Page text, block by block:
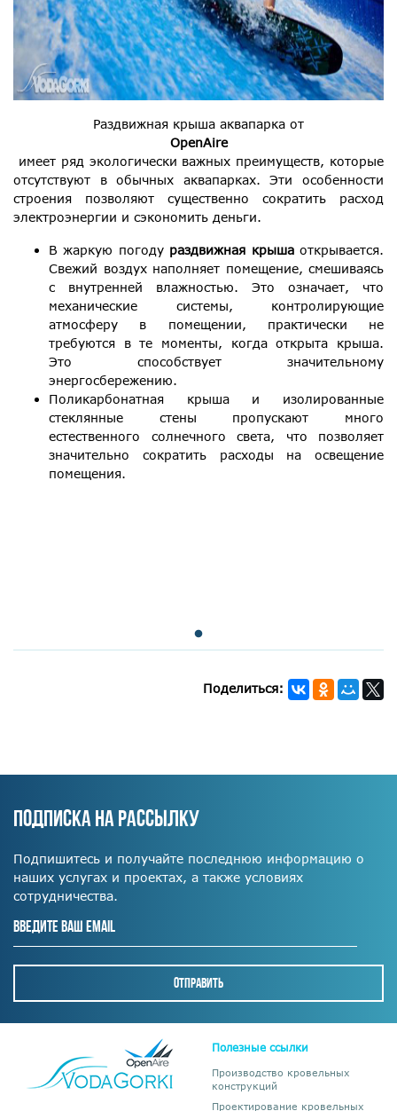
Раздвижная крыша аквапарка от
OpenAire
имеет ряд экологически важных преимуществ, которые
отсутствуют в обычных аквапарках. Эти особенности
строения позволяют существенно сократить расход
электроэнергии и сэкономить деньги.
В жаркую погоду раздвижная крышаоткрывается.
Свежий воздух наполняет помещение, смешиваясь
с внутренней влажностью. Это означает, что
механические системы, контролирующие
атмосферу в помещении, практически не
требуются в те моменты, когда открыта крыша.
Это способствует значительному
энергосбережению.
Поликарбонатная крыша и изолированные
стеклянные стены пропускают много
естественного солнечного света, что позволяет
значительно сократить расходы на освещение
помещения.
Поделиться:
ПОДПИСКА НА РАССЫЛКУ
Подпишитесь и получайте последнюю информацию о
наших услугах и проектах, а также условиях
сотрудничества.
Полезные ссылки
Производство кровельных
конструкций
Проектирование кровельных